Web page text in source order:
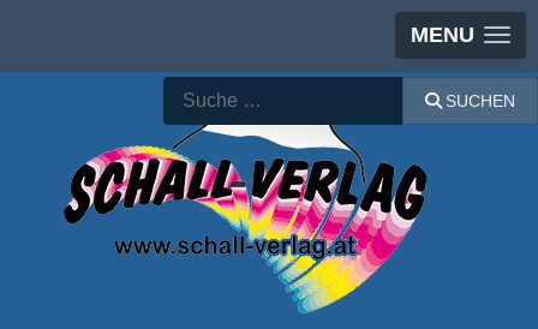
MENU
Suchen
SUCHEN